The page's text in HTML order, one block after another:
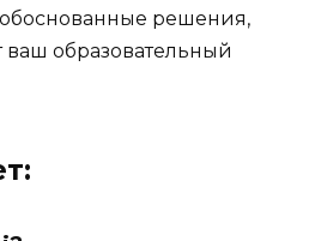
решения,
образовательный